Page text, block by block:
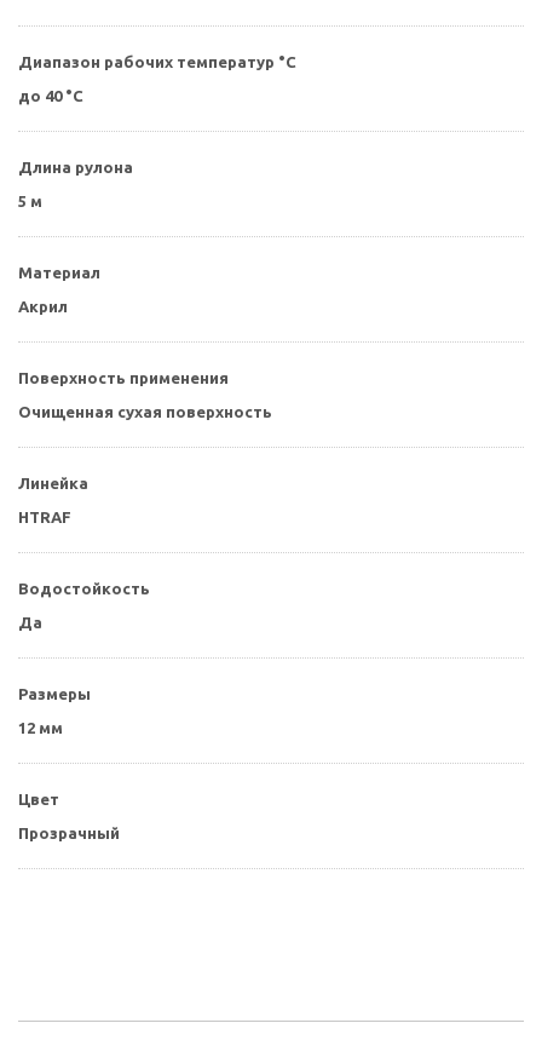
Диапазон рабочих температур °С
до 40 °C
Длина рулона
5 м
Материал
Акрил
Поверхность применения
Очищенная сухая поверхность
Линейка
HTRAF
Водостойкость
Да
Размеры
12 мм
Цвет
Прозрачный